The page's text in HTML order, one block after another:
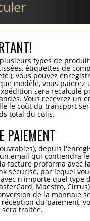
types de
étiquettes de
vous pouvez
modèle, vous paierez
sera recalculé
Vous recevrez un
le coût du transport
total du colis.
PAIEMENT
depuis
email qui contiendra
facture proforma avec
sécurisé, par lequel
n'importe quel type
Maestro,
de la monnaie
du paiement,
traitée.